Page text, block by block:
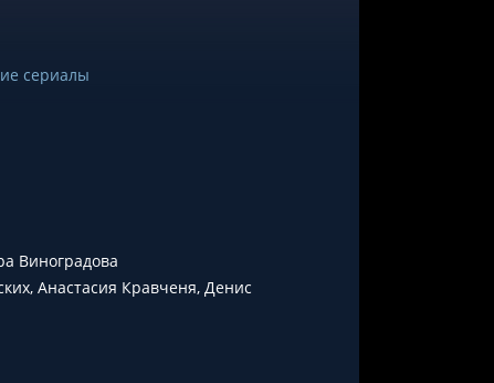
сериалы
Виноградова
Анастасия Кравченя, Денис